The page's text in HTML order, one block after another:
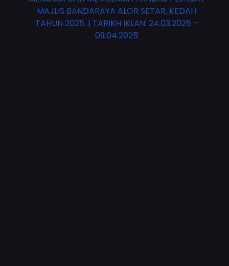
MAJLIS BANDARAYA ALOR SETAR, KEDAH
TAHUN 2025. | TARIKH IKLAN: 24.03.2025 –
09.04.2025